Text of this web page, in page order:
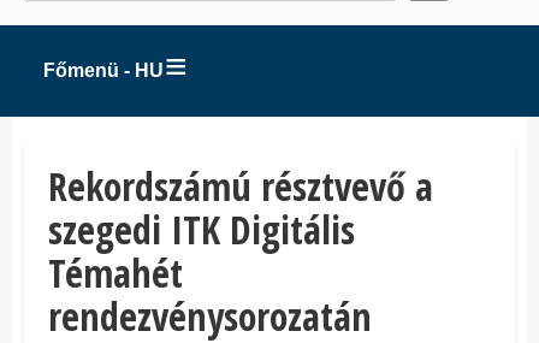
Főmenü - HU
Rekordszámú résztvevő a
szegedi ITK Digitális
Témahét
rendezvénysorozatán